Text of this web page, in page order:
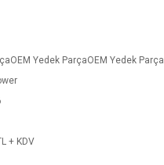
Yedek ParçaOEM Yedek Parça
+ KDV